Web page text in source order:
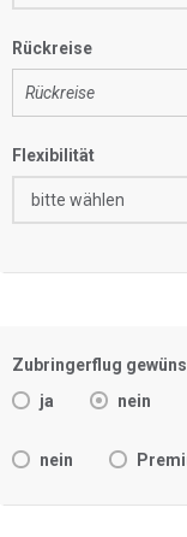
Rückreise
Flexibilität
Zubringerflug
ja
nein
nein